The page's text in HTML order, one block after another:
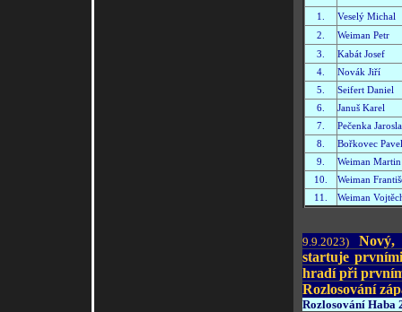
1.
Veselý Michal
2.
Weiman Petr
3.
Kabát Josef
4.
Novák Jiří
5.
Seifert Daniel
6.
Januš Karel
7.
Pečenka
8.
Bořkovec Pavel
9.
Weiman Martin
10.
Weiman
11.
Weiman
9.9.2023) Nový,
startuje
hradí při
Rozlosování
Rozlosování Haba